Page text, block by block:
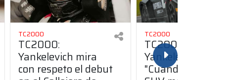
TC2000
TC2000:
Yankelevich mira
con respeto el debut
TC2000
TC2000:
Yankelevich:
"Cuando probé la